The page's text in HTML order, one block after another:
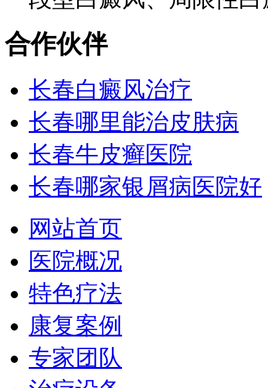
合作伙伴
长春白癜风治疗
长春哪里能治皮肤病
长春牛皮癣医院
长春哪家银屑病医院好
网站首页
医院概况
特色疗法
康复案例
专家团队